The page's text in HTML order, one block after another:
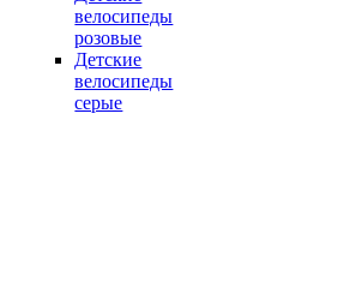
велосипеды
розовые
Детские
велосипеды
серые